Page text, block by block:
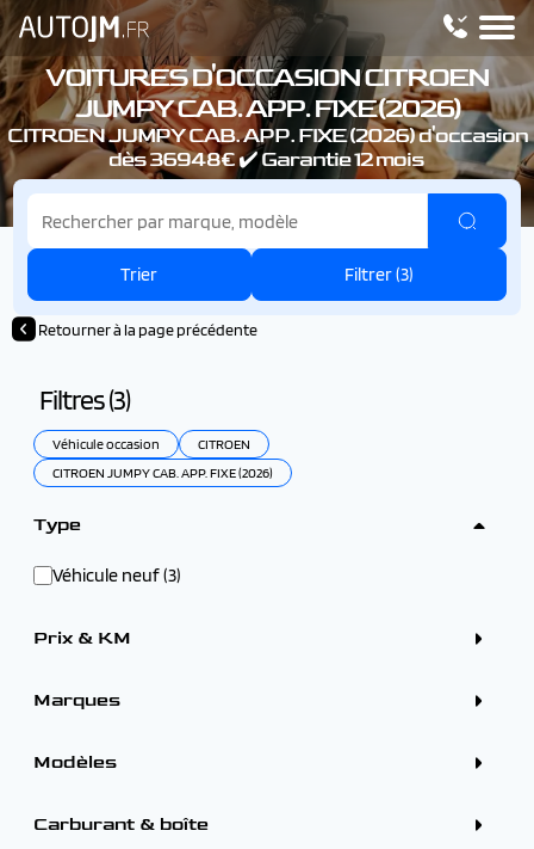
VOITURES D'OCCASION CITROEN
JUMPY CAB. APP. FIXE (2026)
CITROEN JUMPY CAB. APP. FIXE (2026) d'occasion
dès 36948€ ✔️ Garantie 12 mois
Trier Filtrer (3)
Retourner à la page précédente
Filtres (3)
Véhicule occasion
CITROEN
CITROEN JUMPY CAB. APP. FIXE (2026)
Type
Véhicule neuf (3)
Prix & KM
Marques
BMW (2)
CITROEN (3)
FORD (1)
Modèles
CITROEN
CITROEN C4 X (1)
Carburant & boîte